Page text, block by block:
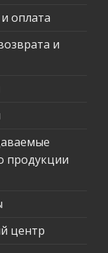
оплата
и
продукции
центр